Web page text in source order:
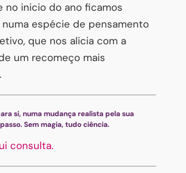
no inicio do ano ficamos
espécie de pensamento
que nos alicia com a
um recomeço mais
si, numa mudança realista pela sua
Sem magia, tudo ciência.
consulta.